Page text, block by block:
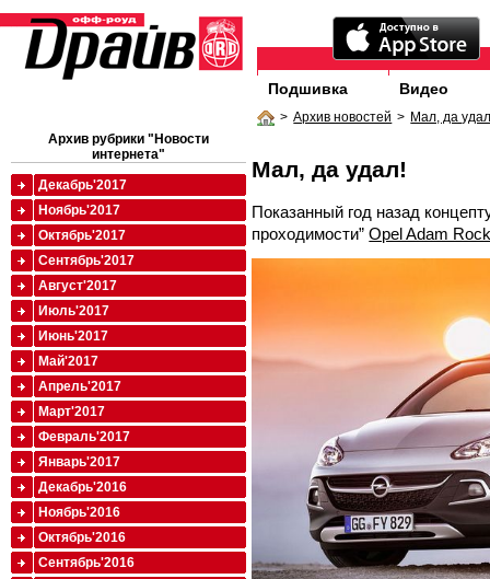
Подшивка Видео
> Архив новостей > Мал, да
Мал, да удал!
Показанный год назад
проходимости”Opel Adam
Архив рубрики "Новости
интернета"
Декабрь'2017
Ноябрь'2017
Октябрь'2017
Сентябрь'2017
Август'2017
Июль'2017
Июнь'2017
Май'2017
Апрель'2017
Март'2017
Февраль'2017
Январь'2017
Декабрь'2016
Ноябрь'2016
Октябрь'2016
Сентябрь'2016